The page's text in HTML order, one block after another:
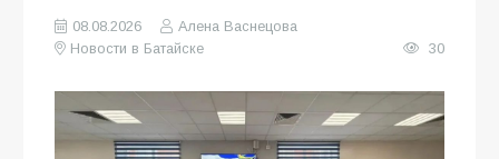
08.08.2026
Алена Васнецова
Новости в Батайске
30